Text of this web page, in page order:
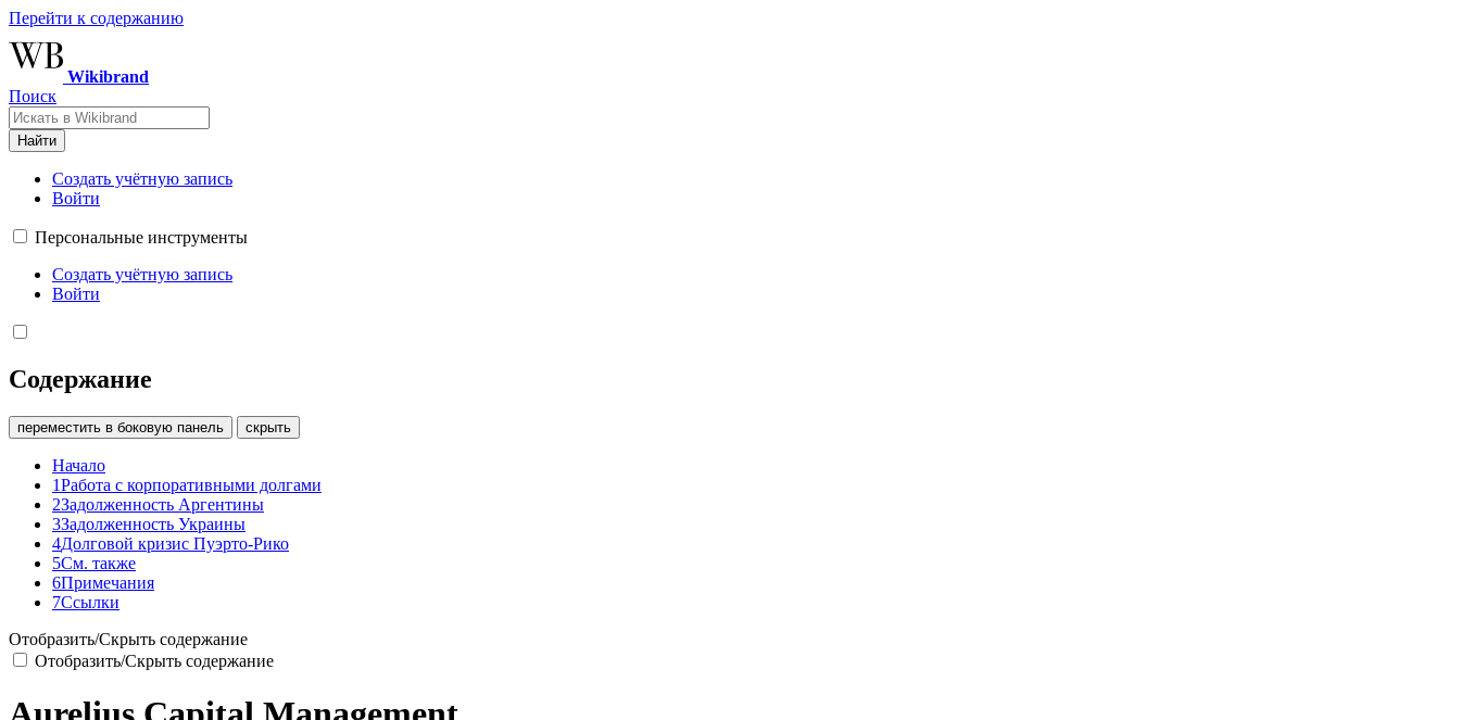
Перейти к содержанию
Wikibrand
Поиск
Найти
Создать учётную запись
Войти
Персональные инструменты
Создать учётную запись
Войти
Содержание
переместить в боковую панель скрыть
Начало
1Работа с корпоративными долгами
2Задолженность Аргентины
3Задолженность Украины
4Долговой кризис Пуэрто-Рико
5См. также
6Примечания
7Ссылки
Отобразить/Скрыть содержание
Отобразить/Скрыть содержание